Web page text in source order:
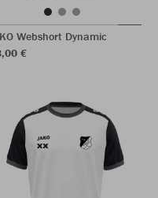
Webshort Dynamic
€